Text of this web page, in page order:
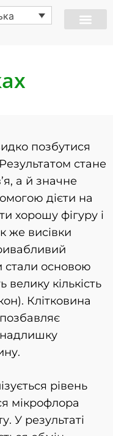
позбутися
стане
а й значне
дієти на
хорошу фігуру і
же висівки
стали основою
велику кількість
Клітковина
надлишку
рівень
мікрофлора
У результаті